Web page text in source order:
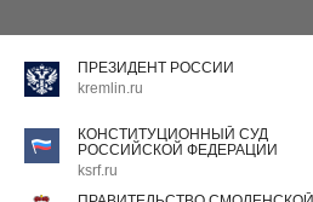
ПРЕЗИДЕНТ РОССИИ
kremlin.ru
КОНСТИТУЦИОННЫЙ СУД
РОССИЙСКОЙ ФЕДЕРАЦИИ
ksrf.ru